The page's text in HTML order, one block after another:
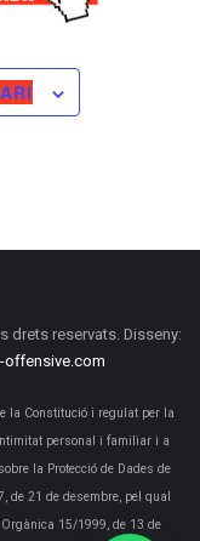
drets reservats. Disseny:
offensive.com
la Constitució i regulat per la
personal i familiar i a
la Protecció de Dades de
de 21 de desembre, pel qual
15/1999, de 13 de